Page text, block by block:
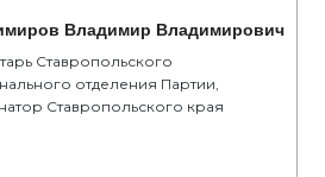
Владимир Владимирович
Ставропольского
отделения Партии,
Ставропольского края